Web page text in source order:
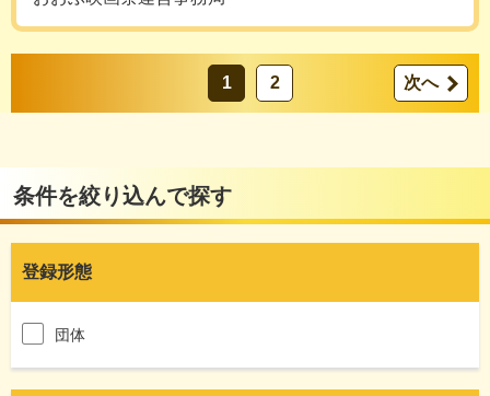
1 2 次へ
条件を絞り込んで探す
登録形態
団体